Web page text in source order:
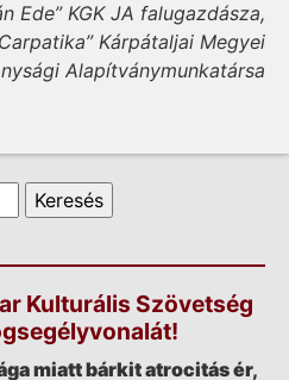
Ede” KGK JA falugazdásza,
Kárpátaljai Megyei
Alapítványmunkatársa
Kulturális Szövetség
miatt bárkit atrocitás ér,